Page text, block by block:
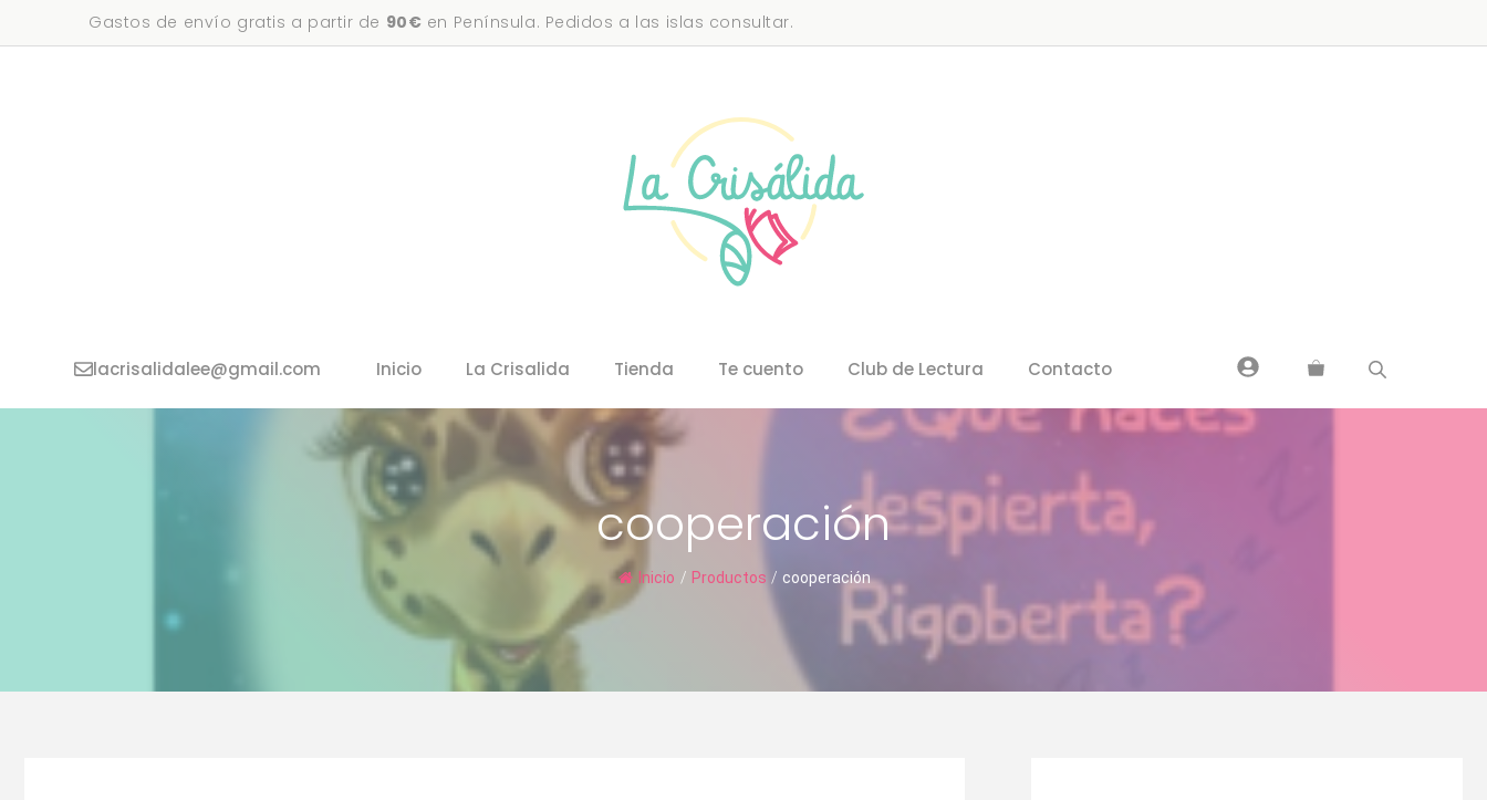
al
Gastos de envío gratis a partir de 90€ en Península. Pedidos a las islas consultar.
Inicio La Crisalida Tienda Te cuento Club de Lectura Contacto
lacrisalidalee@gmail.com
cooperación
Inicio / Productos / cooperación